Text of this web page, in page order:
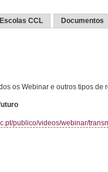
CCL Documentos
os Webinar e outros tipos de
publico/videos/webinar/